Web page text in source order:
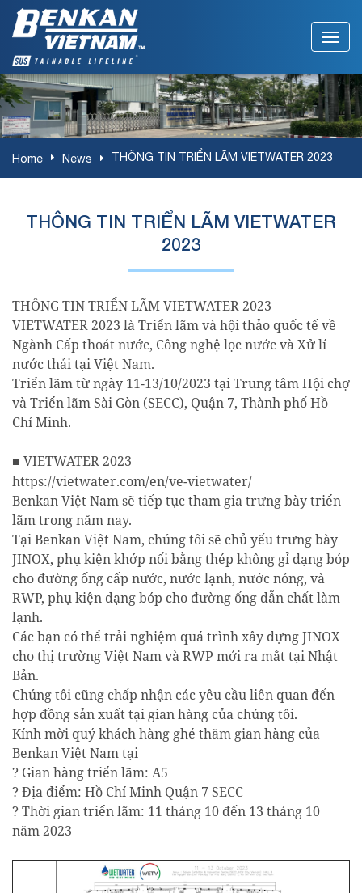
Home News THÔNG TIN TRIỂN LÃM VIETWATER 2023
THÔNG TIN TRIỂN LÃM VIETWATER
2023
THÔNG TIN TRIỂN LÃM VIETWATER 2023
VIETWATER 2023 là Triển lãm và hội thảo quốc tế về
Ngành Cấp thoát nước, Công nghệ lọc nước và Xử lí
nước thải tại Việt Nam.
Triển lãm từ ngày 11-13/10/2023 tại Trung tâm Hội chợ
và Triển lãm Sài Gòn (SECC), Quận 7, Thành phố Hồ
Chí Minh.
■ VIETWATER 2023
https://vietwater.com/en/ve-vietwater/
Benkan Việt Nam sẽ tiếp tục tham gia trưng bày triển
lãm trong năm nay.
Tại Benkan Việt Nam, chúng tôi sẽ chủ yếu trưng bày
JINOX, phụ kiện khớp nối bằng thép không gỉ dạng bóp
cho đường ống cấp nước, nước lạnh, nước nóng, và
RWP, phụ kiện dạng bóp cho đường ống dẫn chất làm
lạnh.
Các bạn có thể trải nghiệm quá trình xây dựng JINOX
cho thị trường Việt Nam và RWP mới ra mắt tại Nhật
Bản.
Chúng tôi cũng chấp nhận các yêu cầu liên quan đến
hợp đồng sản xuất tại gian hàng của chúng tôi.
Kính mời quý khách hàng ghé thăm gian hàng của
Benkan Việt Nam tại
? Gian hàng triển lãm: A5
? Địa điểm: Hồ Chí Minh Quận 7 SECC
? Thời gian triển lãm: 11 tháng 10 đến 13 tháng 10
năm 2023